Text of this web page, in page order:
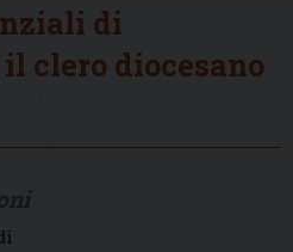
di
clero diocesano